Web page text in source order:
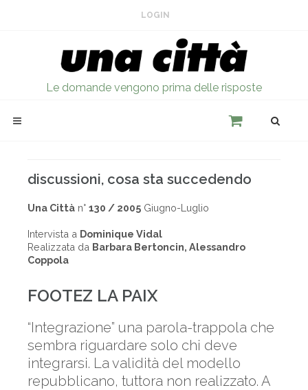
LOGIN
Le domande vengono prima delle risposte
discussioni, cosa sta succedendo
Una Città n° 130 / 2005 Giugno-Luglio
Intervista a Dominique Vidal
Realizzata da Barbara Bertoncin, Alessandro
Coppola
FOOTEZ LA PAIX
“Integrazione” una parola-trappola che
sembra riguardare solo chi deve
integrarsi. La validità del modello
repubblicano, tuttora non realizzato. A